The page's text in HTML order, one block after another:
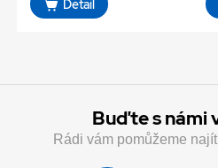
Detail
Buďte s námi
Rádi vám pomůžeme